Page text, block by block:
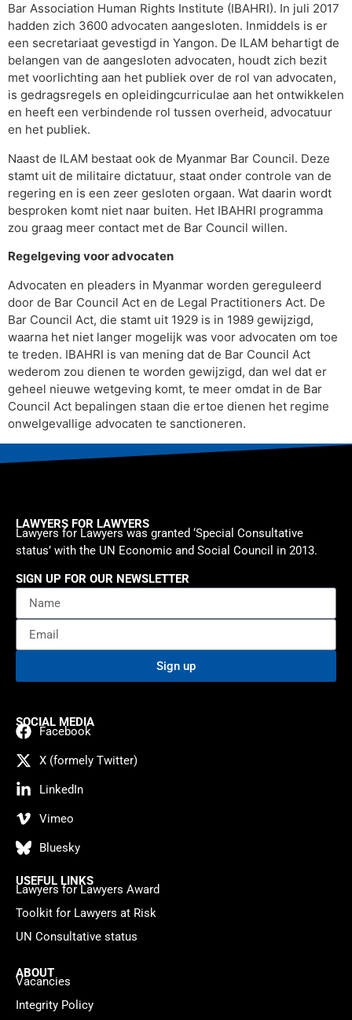
Bar Association Human Rights Institute (IBAHRI). In juli 2017
hadden zich 3600 advocaten aangesloten. Inmiddels is er
een secretariaat gevestigd in Yangon. De ILAM behartigt de
belangen van de aangesloten advocaten, houdt zich bezit
met voorlichting aan het publiek over de rol van advocaten,
is gedragsregels en opleidingcurriculae aan het ontwikkelen
en heeft een verbindende rol tussen overheid, advocatuur
en het publiek.
Naast de ILAM bestaat ook de Myanmar Bar Council. Deze
stamt uit de militaire dictatuur, staat onder controle van de
regering en is een zeer gesloten orgaan. Wat daarin wordt
besproken komt niet naar buiten. Het IBAHRI programma
zou graag meer contact met de Bar Council willen.
Regelgeving voor advocaten
Advocaten en pleaders in Myanmar worden gereguleerd
door de Bar Council Act en de Legal Practitioners Act. De
Bar Council Act, die stamt uit 1929 is in 1989 gewijzigd,
waarna het niet langer mogelijk was voor advocaten om toe
te treden. IBAHRI is van mening dat de Bar Council Act
wederom zou dienen te worden gewijzigd, dan wel dat er
geheel nieuwe wetgeving komt, te meer omdat in de Bar
Council Act bepalingen staan die ertoe dienen het regime
onwelgevallige advocaten te sanctioneren.
LAWYERS FOR LAWYERS
Lawyers for Lawyers was granted ‘Special Consultative
status’ with the UN Economic and Social Council in 2013.
SIGN UP FOR OUR NEWSLETTER
Sign up
SOCIAL MEDIA
Facebook
X (formely Twitter)
LinkedIn
Vimeo
Bluesky
USEFUL LINKS
Lawyers for Lawyers Award
Toolkit for Lawyers at Risk
UN Consultative status
ABOUT
Vacancies
Integrity Policy